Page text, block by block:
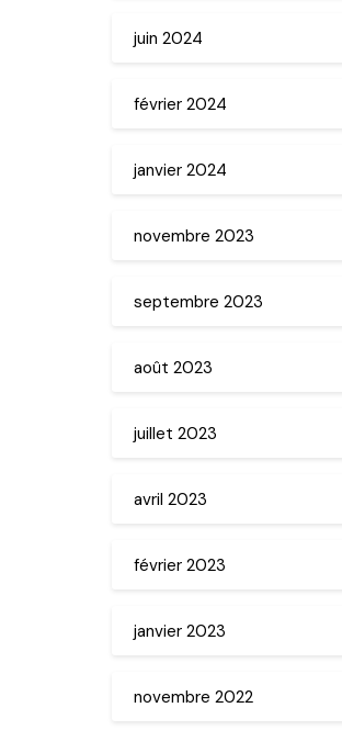
juin 2024
février 2024
janvier 2024
novembre 2023
septembre 2023
août 2023
juillet 2023
avril 2023
février 2023
janvier 2023
novembre 2022